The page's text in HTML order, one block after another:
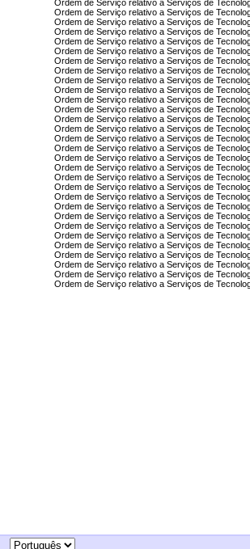
Ordem de Serviço relativo a Serviços de
Ordem de Serviço relativo a Serviços de
Ordem de Serviço relativo a Serviços de
Ordem de Serviço relativo a Serviços de
Ordem de Serviço relativo a Serviços de
Ordem de Serviço relativo a Serviços de
Ordem de Serviço relativo a Serviços de
Ordem de Serviço relativo a Serviços de
Ordem de Serviço relativo a Serviços de
Ordem de Serviço relativo a Serviços de
Ordem de Serviço relativo a Serviços de
Ordem de Serviço relativo a Serviços de
Ordem de Serviço relativo a Serviços de
Ordem de Serviço relativo a Serviços de
Ordem de Serviço relativo a Serviços de
Ordem de Serviço relativo a Serviços de
Ordem de Serviço relativo a Serviços de
Ordem de Serviço relativo a Serviços de
Ordem de Serviço relativo a Serviços de
Ordem de Serviço relativo a Serviços de
Ordem de Serviço relativo a Serviços de
Ordem de Serviço relativo a Serviços de
Ordem de Serviço relativo a Serviços de
Ordem de Serviço relativo a Serviços de
Ordem de Serviço relativo a Serviços de
Ordem de Serviço relativo a Serviços de
Ordem de Serviço relativo a Serviços de
Ordem de Serviço relativo a Serviços de
Ordem de Serviço relativo a Serviços de
Ordem de Serviço relativo a Serviços de